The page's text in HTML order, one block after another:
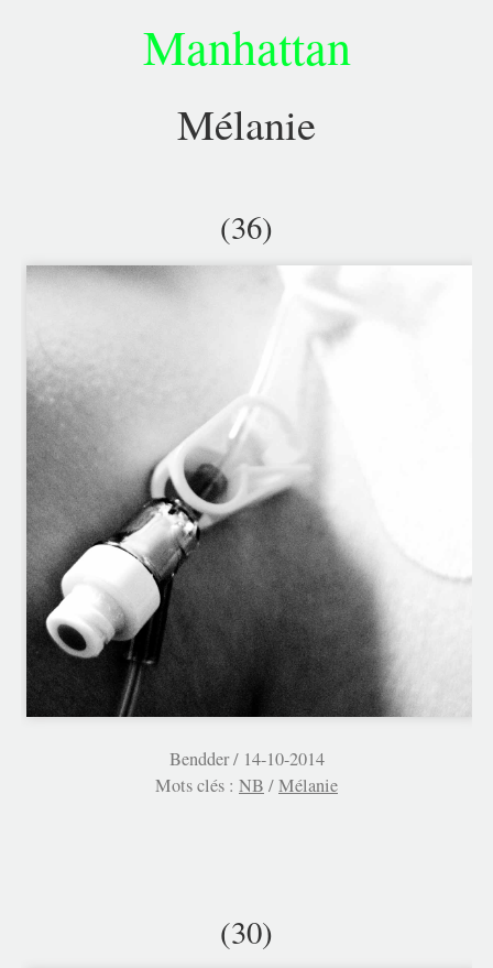
Manhattan
Mélanie
(36)
Bendder / 14-10-2014
Mots clés : NB /Mélanie
(30)